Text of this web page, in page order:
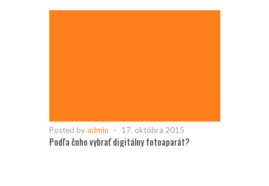
Posted byadmin - 17. októbra 2015
Podľa čoho vybrať digitálny fotoaparát?